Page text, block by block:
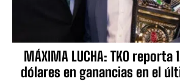
MÁXIMA LUCHA: TKO reporta
dólares en ganancias en el